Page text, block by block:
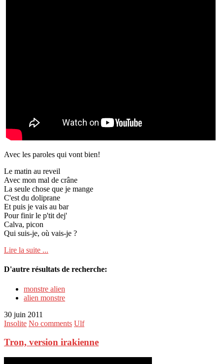
Avec les paroles qui vont bien!
Le matin au reveil
Avec mon mal de crâne
La seule chose que je mange
C'est du doliprane
Et puis je vais au bar
Pour finir le p'tit dej'
Calva, picon
Qui suis-je, où vais-je ?
Lire la suite ...
D'autre résultats de recherche:
monstre alien
alien monstre
30 juin 2011
Insolite No comments Ulf
Tron, version irakienne